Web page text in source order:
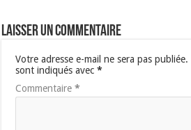
Laisser un commentaire
Votre adresse e-mail ne sera pas publiée.
sont indiqués avec*
Commentaire*